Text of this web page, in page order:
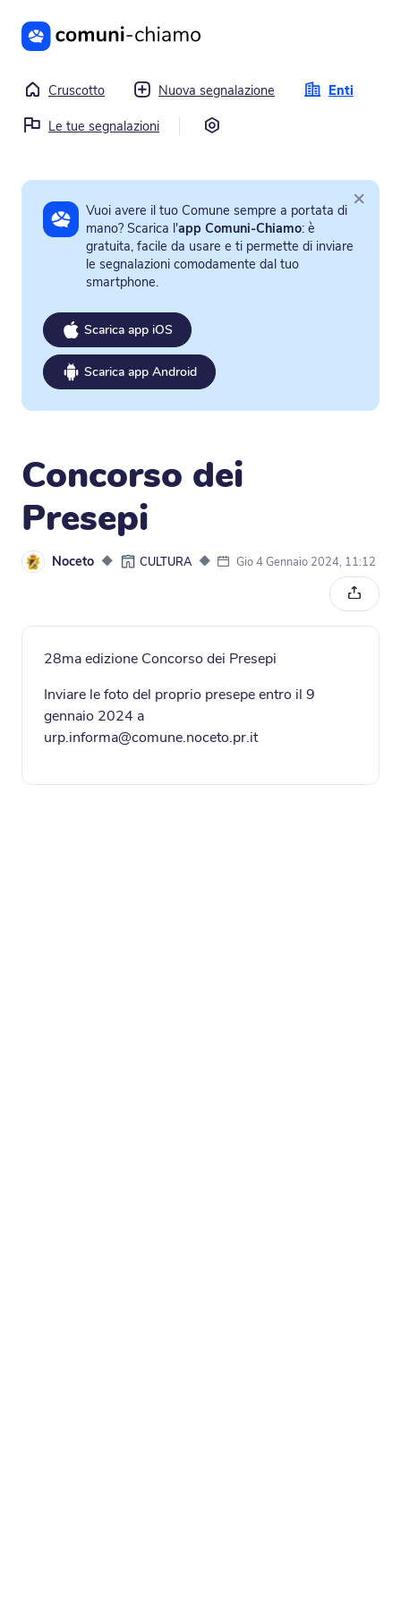
Vai al contenuto principale
Cruscotto Nuova segnalazione
Enti
Le tue segnalazioni
Vuoi avere il tuo Comune sempre a portata di
mano? Scarica l'app Comuni-Chiamo: è
gratuita, facile da usare e ti permette di inviare
le segnalazioni comodamente dal tuo
smartphone.
Scarica app iOS
Scarica app Android
×
Concorso dei
Presepi
Noceto ◆ CULTURA ◆ Gio 4 Gennaio 2024, 11:12
28ma edizione Concorso dei Presepi
Inviare le foto del proprio presepe entro il 9
gennaio 2024 a
urp.informa@comune.noceto.pr.it